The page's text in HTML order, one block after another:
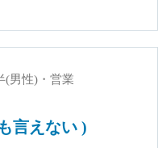
(男性)・営業
言えない )